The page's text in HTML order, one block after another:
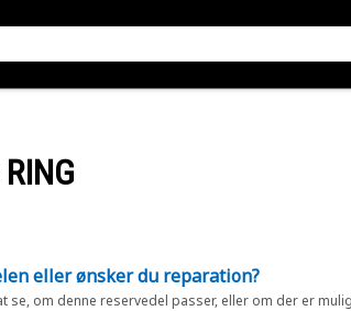
eller ønsker du reparation?
se, om denne reservedel passer, eller om der er